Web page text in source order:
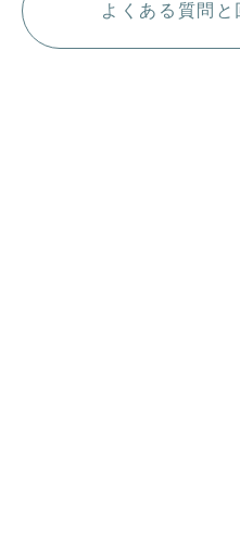
よくある質問と